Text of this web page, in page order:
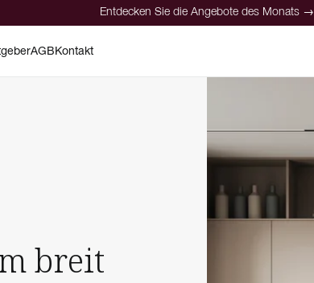
Entdecken Sie die Angebote des Monats →
AGBKontakt
breit